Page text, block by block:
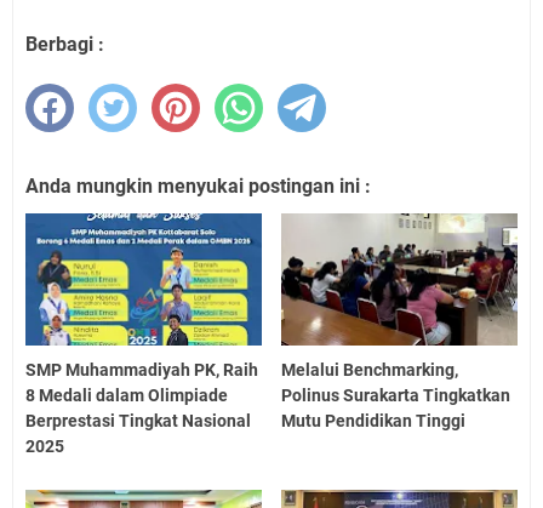
Berbagi :
Anda mungkin menyukai postingan ini :
SMP Muhammadiyah PK, Raih
8 Medali dalam Olimpiade
Berprestasi Tingkat Nasional
2025
Melalui Benchmarking,
Polinus Surakarta Tingkatkan
Mutu Pendidikan Tinggi